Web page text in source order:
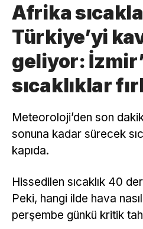
Afrika
Türkiye’yi
geliyor:
sıcaklıklar
Meteoroloji’den son
sonuna kadar sürecek
kapıda.
Hissedilen sıcaklık 40
Peki, hangi ilde hava
perşembe günkü kritik